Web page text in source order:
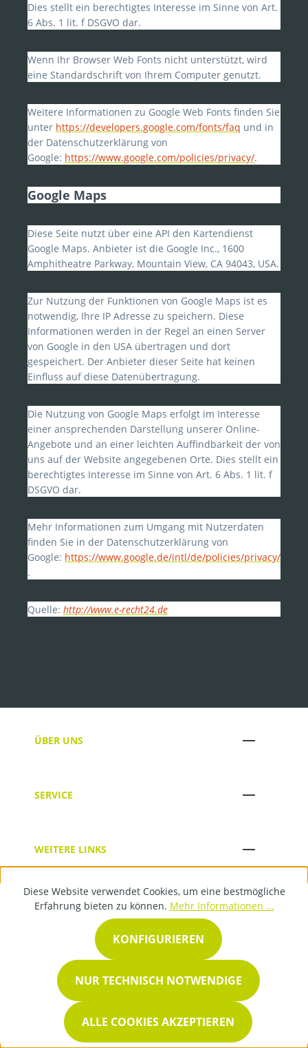
Dies stellt ein berechtigtes Interesse im Sinne von Art.
6 Abs. 1 lit. f DSGVO dar.
Wenn Ihr Browser Web Fonts nicht unterstützt, wird
eine Standardschrift von Ihrem Computer genutzt.
Weitere Informationen zu Google Web Fonts finden Sie
unter https://developers.google.com/fonts/faq und in
der Datenschutzerklärung von
Google: https://www.google.com/policies/privacy/.
Google Maps
Diese Seite nutzt über eine API den Kartendienst
Google Maps. Anbieter ist die Google Inc., 1600
Amphitheatre Parkway, Mountain View, CA 94043, USA.
Zur Nutzung der Funktionen von Google Maps ist es
notwendig, Ihre IP Adresse zu speichern. Diese
Informationen werden in der Regel an einen Server
von Google in den USA übertragen und dort
gespeichert. Der Anbieter dieser Seite hat keinen
Einfluss auf diese Datenübertragung.
Die Nutzung von Google Maps erfolgt im Interesse
einer ansprechenden Darstellung unserer Online-
Angebote und an einer leichten Auffindbarkeit der von
uns auf der Website angegebenen Orte. Dies stellt ein
berechtigtes Interesse im Sinne von Art. 6 Abs. 1 lit. f
DSGVO dar.
Mehr Informationen zum Umgang mit Nutzerdaten
finden Sie in der Datenschutzerklärung von
Google: https://www.google.de/intl/de/policies/privacy/
.
Quelle: http://www.e-recht24.de
ÜBER UNS
SERVICE
WEITERE LINKS
RECHTLICHES
BESTELLUNG & VERSAND
KONTAKT
Diese Website verwendet Cookies, um eine bestmögliche
Erfahrung bieten zu können. Mehr Informationen ...
NUR TECHNISCH NOTWENDIGE
KONFIGURIEREN
ALLE COOKIES AKZEPTIEREN